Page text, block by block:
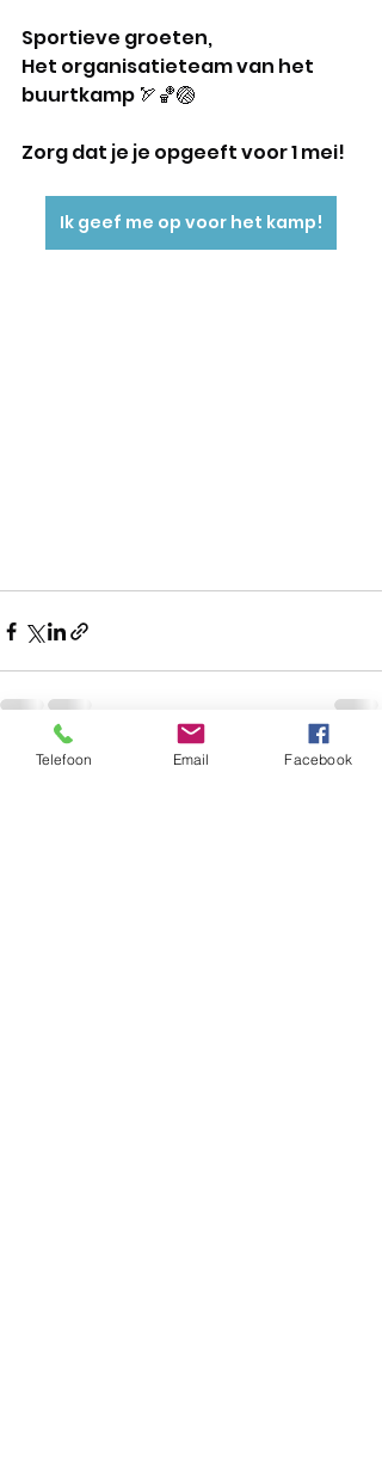
Sportieve groeten,
Het organisatieteam van het
buurtkamp 🏹🏀🏐
Zorg dat je je opgeeft voor 1 mei!
Ik geef me op voor het kamp!
Recente blogposts Alles weergeven
Telefoon Email Facebook